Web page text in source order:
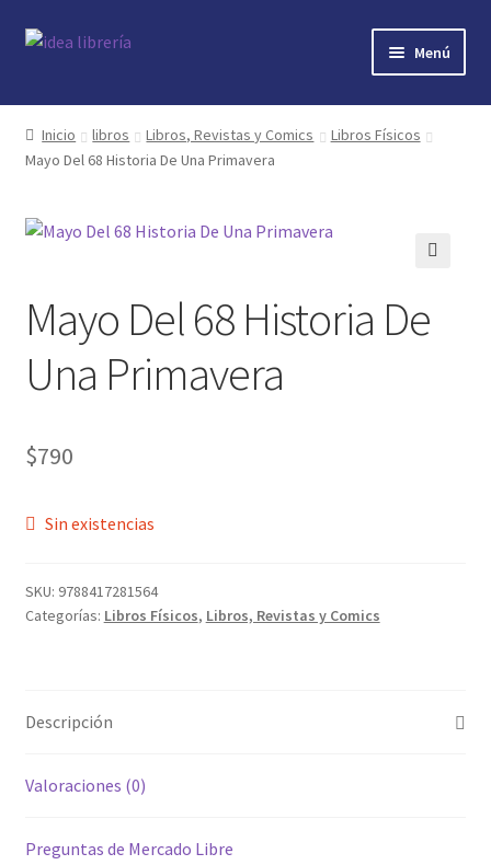
Ir
Ir
Menú
Inicio
contacto
libros
nosotros
novedades
preguntas
Inicio libros Libros, Revistas y Comics
Libros Físicos
Mayo Del 68 Historia De Una Primavera
Mayo Del 68 Historia De
Una Primavera
$790
Sin existencias
SKU: 9788417281564
Categorías: Libros Físicos, Libros, Revistas y Comics
Descripción
Valoraciones (0)
Preguntas de Mercado Libre